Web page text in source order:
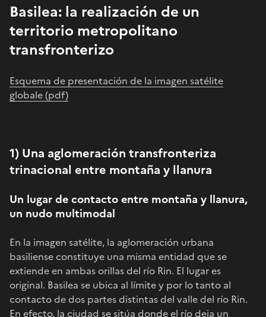
Basilea: la realización de un
territorio metropolitano
transfronterizo
Esquema de presentación de la imagen satélite
globale (pdf)
1) Una aglomeración transfronteriza
trinacional entre montaña y llanura
Un lugar de contacto entre montaña y llanura,
un nudo multimodal
En la imagen satélite, la aglomeración urbana
basiliense constituye una misma entidad que se
extiende en ambas orillas del río Rin. El lugar es
original. Basilea se ubica al límite y por lo tanto al
contacto de dos partes distintas del valle del río Rin.
En efecto, la ciudad se sitúa donde el río deja un